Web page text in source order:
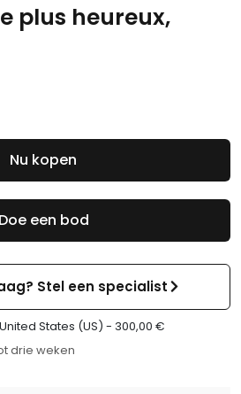
plus heureux,
Doe een bod
Stel een specialist
United States (US) - 300,00 €
drie weken
Nu kopen